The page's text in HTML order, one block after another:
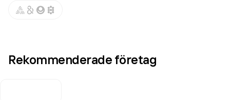
Rekommenderade företag